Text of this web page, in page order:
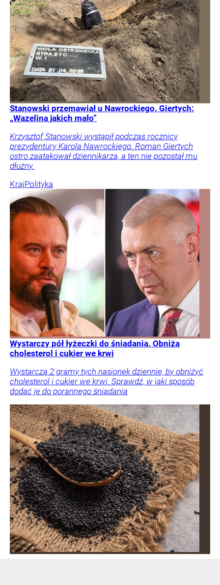
Stanowski przemawiał u Nawrockiego. Giertych:
„Wazelina jakich mało”
Krzysztof Stanowski wystąpił podczas rocznicy
prezydentury Karola Nawrockiego. Roman Giertych
ostro zaatakował dziennikarza, a ten nie pozostał mu
dłużny.
KrajPolityka
Wystarczy pół łyżeczki do śniadania. Obniża
cholesterol i cukier we krwi
Wystarczą 2 gramy tych nasionek dziennie, by obniżyć
cholesterol i cukier we krwi. Sprawdź, w jaki sposób
dodać je do porannego śniadania